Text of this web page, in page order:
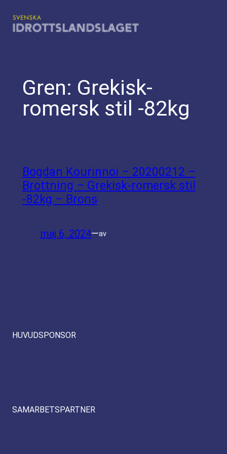
till
Gren: Grekisk-
romersk stil -82kg
Bogdan Kourinnoi – 20200212 –
Brottning – Grekisk-romersk stil
-82kg – Brons
maj 6, 2024—av
HUVUDSPONSOR
SAMARBETSPARTNER